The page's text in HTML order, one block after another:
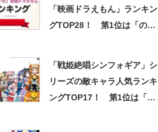
「映画ドラえもん」ランキン
グTOP28！ 第1位は「のび
「戦姫絶唱シンフォギア」シ
リーズの敵キャラ人気ランキ
ングTOP17！ 第1位は「キ